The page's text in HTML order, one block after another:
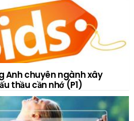
Anh chuyên ngành xây
thầu cần nhớ (P1)